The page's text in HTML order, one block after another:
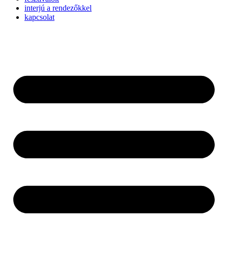
interjú a rendezőkkel
kapcsolat